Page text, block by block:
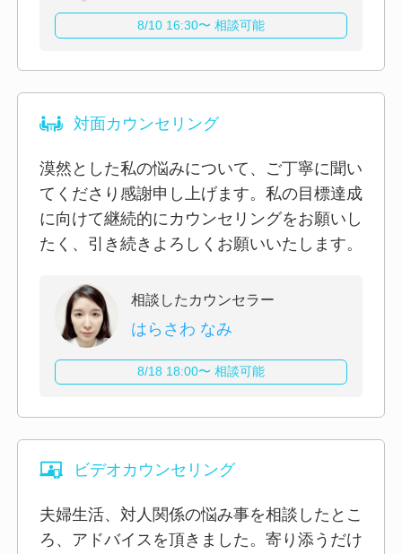
8/10 16:30〜 相談可能
対面カウンセリング
漠然とした私の悩みについて、ご丁寧に聞い
てくださり感謝申し上げます。私の目標達成
に向けて継続的にカウンセリングをお願いし
たく、引き続きよろしくお願いいたします。
相談したカウンセラー
はらさわ なみ
8/18 18:00〜 相談可能
ビデオカウンセリング
夫婦生活、対人関係の悩み事を相談したとこ
ろ、アドバイスを頂きました。寄り添うだけ